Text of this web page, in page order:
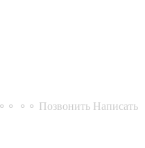
⚬⚬ Позвонить Написать